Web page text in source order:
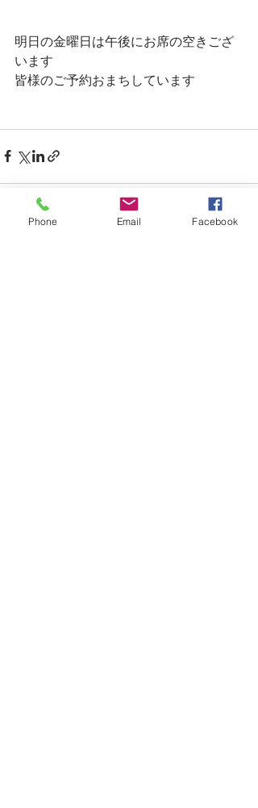
明日の金曜日は午後にお席の空きござ
います
皆様のご予約おまちしています
Phone Email Facebook